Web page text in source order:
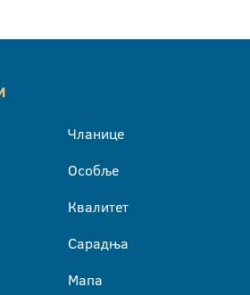
Чланице
Особље
Квалитет
Сарадња
Мапа